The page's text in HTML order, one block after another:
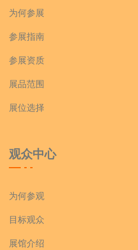
为何参展
参展指南
参展资质
展品范围
展位选择
观众中心
为何参观
目标观众
展馆介绍